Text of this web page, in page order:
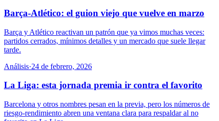
Barça-Atlético: el guion viejo que vuelve en marzo
Barça y Atlético reactivan un patrón que ya vimos muchas veces:
partidos cerrados, mínimos detalles y un mercado que suele llegar
tarde.
Análisis·24 de febrero, 2026
La Liga: esta jornada premia ir contra el favorito
Barcelona y otros nombres pesan en la previa, pero los números de
riesgo-rendimiento abren una ventana clara para respaldar al no